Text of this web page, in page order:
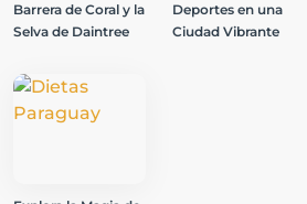
Barrera de Coral y la
Selva de Daintree
Deportes en una
Ciudad Vibrante